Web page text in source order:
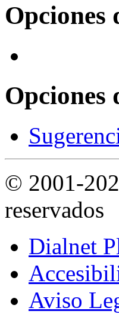
Opciones
Opciones
© 2001-
reservados
Dialnet
Aviso